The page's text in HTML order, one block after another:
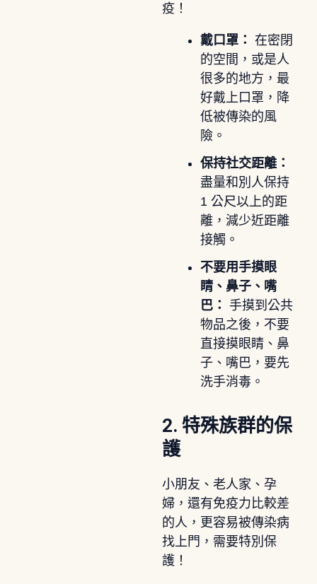
疫！
戴口罩： 在密閉
的空間，或是人
很多的地方，最
好戴上口罩，降
低被傳染的風
險。
保持社交距離：
盡量和別人保持
1 公尺以上的距
離，減少近距離
接觸。
不要用手摸眼
睛、鼻子、嘴
巴： 手摸到公共
物品之後，不要
直接摸眼睛、鼻
子、嘴巴，要先
洗手消毒。
2. 特殊族群的保
護
小朋友、老人家、孕
婦，還有免疫力比較差
的人，更容易被傳染病
找上門，需要特別保
護！